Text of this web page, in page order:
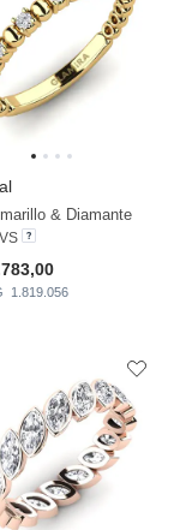
& Diamante
1.819.056